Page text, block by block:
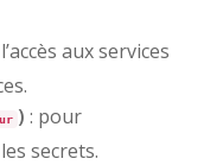
aux services
) : pour
secrets.